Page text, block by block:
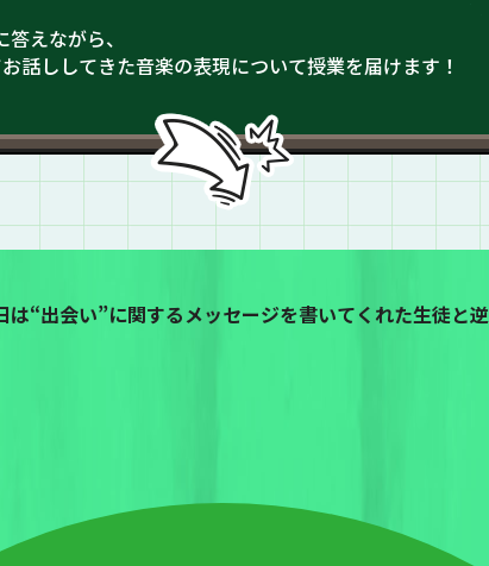
えながら、
話ししてきた音楽の表現について授業を届けます！
“出会い”に関するメッセージを書いてくれた生徒と